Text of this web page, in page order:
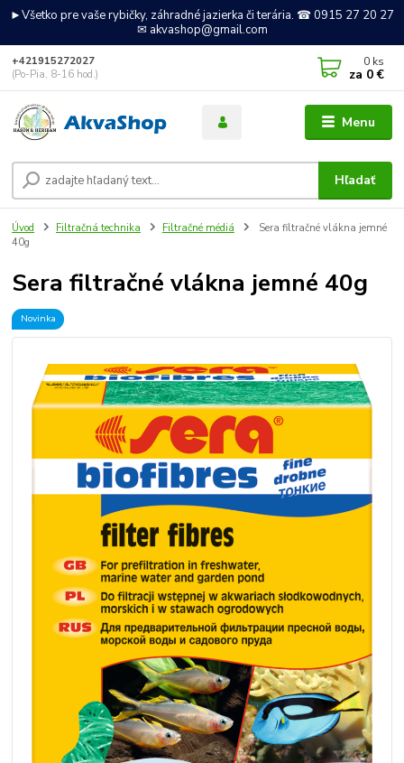
►Všetko pre vaše rybičky, záhradné jazierka či terária. ☎ 0915 27 20 27
✉ akvashop@gmail.com
Menu
Hľadať
+421915272027
(Po-Pia, 8-16 hod.)
0 ks
za 0 €
Úvod Filtračná technika Filtračné médiá
Sera filtračné vlákna jemné
40g
Sera filtračné vlákna jemné 40g
Novinka